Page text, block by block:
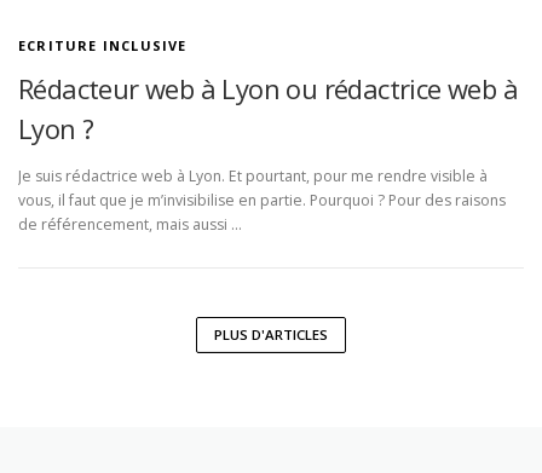
ECRITURE INCLUSIVE
Rédacteur web à Lyon ou rédactrice web à
Lyon ?
Je suis rédactrice web à Lyon. Et pourtant, pour me rendre visible à
vous, il faut que je m’invisibilise en partie. Pourquoi ? Pour des raisons
de référencement, mais aussi …
PLUS D'ARTICLES